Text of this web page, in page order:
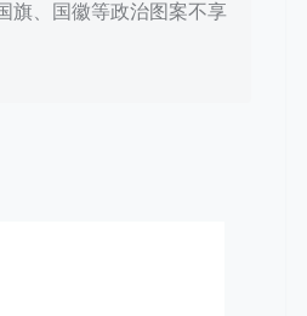
旗、国徽等政治图案不享